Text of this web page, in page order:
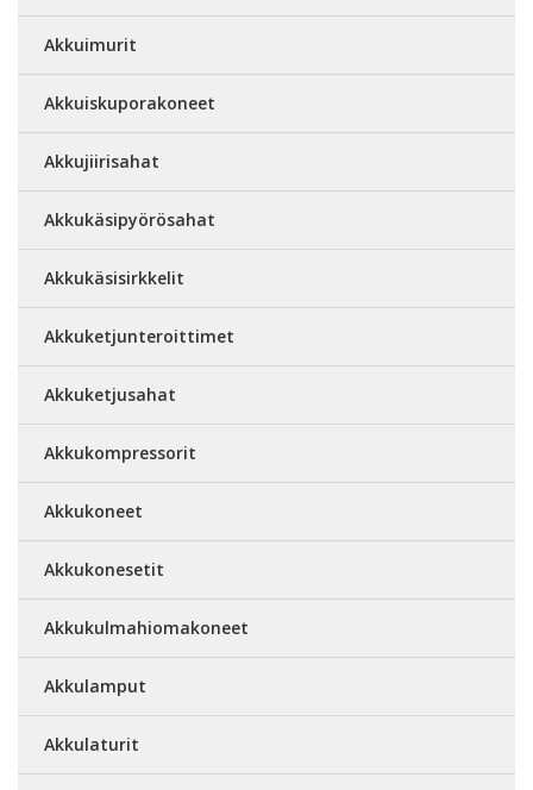
Akkuimurit
Akkuiskuporakoneet
Akkujiirisahat
Akkukäsipyörösahat
Akkukäsisirkkelit
Akkuketjunteroittimet
Akkuketjusahat
Akkukompressorit
Akkukoneet
Akkukonesetit
Akkukulmahiomakoneet
Akkulamput
Akkulaturit